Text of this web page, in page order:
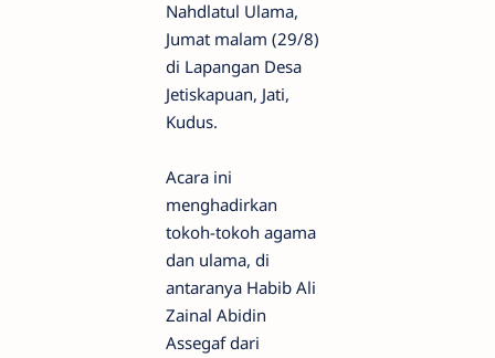
Nahdlatul Ulama,
Jumat malam (29/8)
di Lapangan Desa
Jetiskapuan, Jati,
Kudus.
Acara ini
menghadirkan
tokoh-tokoh agama
dan ulama, di
antaranya Habib Ali
Zainal Abidin
Assegaf dari